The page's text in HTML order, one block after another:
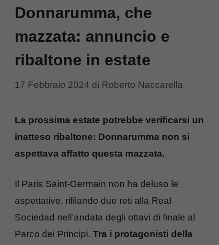
Donnarumma, che
mazzata: annuncio e
ribaltone in estate
17 Febbraio 2024 di Roberto Naccarella
La prossima estate potrebbe verificarsi un
inatteso ribaltone: Donnarumma non si
aspettava affatto questa mazzata.
Il Paris Saint-Germain non ha deluso le
aspettative, rifilando due reti alla Real
Sociedad nell’andata degli ottavi di finale al
Parco dei Principi. Tra i protagonisti della